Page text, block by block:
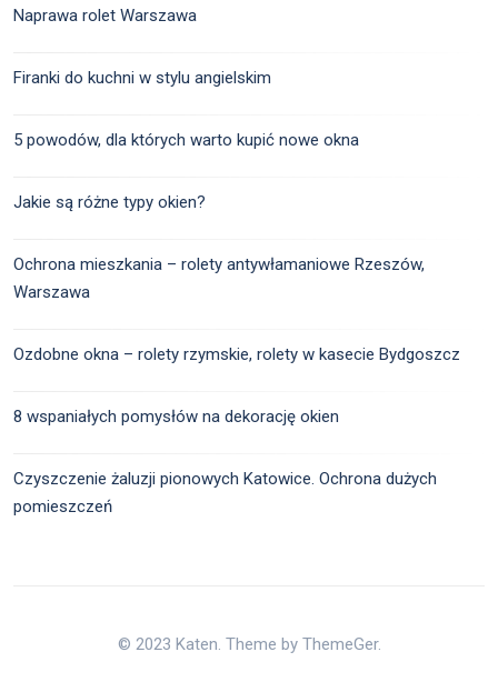
Naprawa rolet Warszawa
Firanki do kuchni w stylu angielskim
5 powodów, dla których warto kupić nowe okna
Jakie są różne typy okien?
Ochrona mieszkania – rolety antywłamaniowe Rzeszów,
Warszawa
Ozdobne okna – rolety rzymskie, rolety w kasecie Bydgoszcz
8 wspaniałych pomysłów na dekorację okien
Czyszczenie żaluzji pionowych Katowice. Ochrona dużych
pomieszczeń
© 2023 Katen. Theme by ThemeGer.